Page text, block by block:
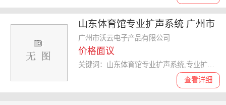
山东体育馆专业扩声系统 广州市
沃云电子产品供应
广州市沃云电子产品有限公司
价格面议
查看详细